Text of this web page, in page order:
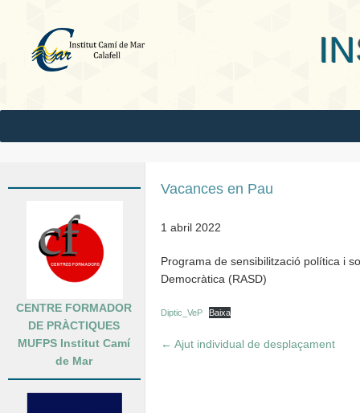
INS
CENTRE FORMADOR
DE PRÀCTIQUES
MUFPS Institut Camí
de Mar
Vacances en Pau
1 abril 2022
Programa de sensibilització política i
Democràtica (RASD)
Diptic_VeP Baixa
← Ajut individual de desplaçament